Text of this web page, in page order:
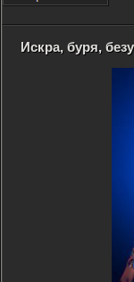
Искра, буря,